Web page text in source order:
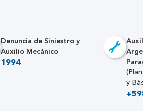
Denuncia de Siniestro y
Auxilio Mecánico
1994
y